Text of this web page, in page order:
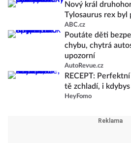
Nový král
Tylosaurus rex byl
ABC.cz
Poutáte děti
chybu, chytrá
upozorní
AutoRevue.cz
RECEPT:
tě zchladí, i
HeyFomo